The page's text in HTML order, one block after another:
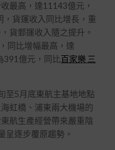
最高，達11143億元，
，貨運收入同比增長，重
貨郵運收入隨之提升。
同比增幅最高，達
391億元，同比百家樂 三
5月底東航主基地地點
虹橋、浦東兩大機場的
航生產經營帶來嚴重陰
呈逐步覆原趨勢。